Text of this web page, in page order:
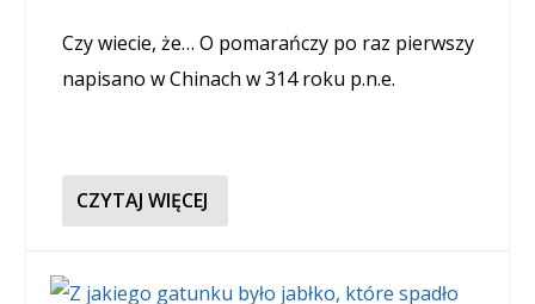
Czy wiecie, że… O pomarańczy po raz pierwszy
napisano w Chinach w 314 roku p.n.e.
CZYTAJ WIĘCEJ